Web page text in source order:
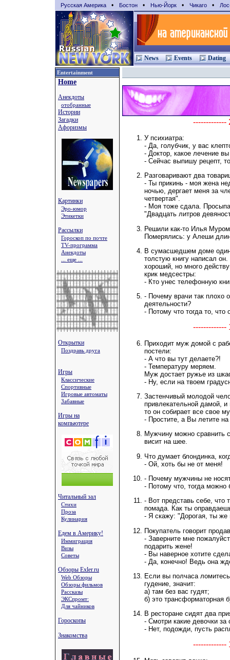
Русская Америка • Бостон • Нью-Йорк • Чикаго •
News Events Dating
Entertainment
Home
Анекдоты
отобранные
Истории
Загадки
Афоризмы
Картинки
Эро-юмор
Этикетки
Рассылки
Гороскоп по почте
TV-программа
Анекдоты
... еще ...
Открытки
Поздравь друга
Игры
Классические
Спортивные
Игровые автоматы
Забавные
Игры на
компьютере
Читальный зал
Стихи
Проза
Кулинария
Едем в Америку!
Иммиграция
Визы
Советы
Обзоры Exler.ru
Web Обзоры
Обзоры фильмов
Рассказы
ЭКСпромт:
Для чайников
Гороскопы
Знакомства
-------------
У психиатра:
- Да, голубчик, у вас
- Доктор, какое лечение
- Сейчас выпишу рецепт,
Разговаривают два
- Ты прикинь - моя жена
ночью, дергает меня за
четвертая".
- Моя тоже сдала.
"Двадцать литров
Решили как-то Илья
Померялись: у Алеши
В сумасшедшем доме один
толстую книгу написал
хороший, но много
крик медсестры:
- Кто унес телефонную
- Почему врачи так плохо
деятельности?
- Потому что тогда то,
-------------
Приходит муж домой с
постели:
- А что вы тут делаете?!
- Температуру меряем.
Муж достает ружье из
- Ну, если на твоем
Застенчивый молодой
привлекательной дамой, и
то он собирает все свое
- Простите, а Вы летите
Мужчину можно сравнить
висит на шее.
Что думает блондинка,
- Ой, хоть бы не от меня!
- Почему мужчины не
- Потому что, тогда
- Вот представь себе, что
помада. Как ты
- Я скажу: "Дорогая, ты же
Покупатель говорит
- Заверните мне
подарить жене!
- Вы наверное хотите
- Да, конечно! Ведь она
Если вы полчаса
гудение, значит:
а) там без вас гудят;
б) это трансформаторная
В ресторане сидят два
- Смотри какие девочки
- Нет, подожди, пусть
-------------